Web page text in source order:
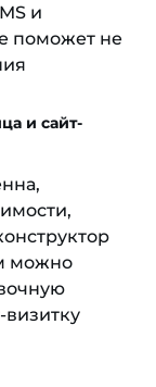
и
поможет не
и сайт-
можно
визитку